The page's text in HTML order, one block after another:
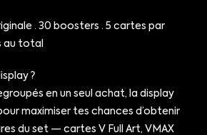
· 30 boosters · 5 cartes par
au total
?
en un seul achat, la display
maximiser tes chances d’obtenir
du set — cartes V Full Art, VMAX